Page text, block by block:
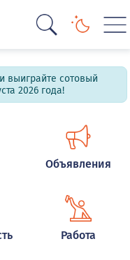
выиграйте сотовый
2026 года!
Объявления
Работа